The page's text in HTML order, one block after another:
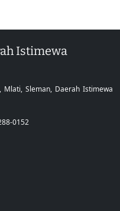
Istimewa
Mlati, Sleman, Daerah Istimewa
0152